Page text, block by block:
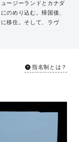
ージーランドとカナダ
のめり込む。帰国後、
移住。そして、ラヴ
指名制とは？